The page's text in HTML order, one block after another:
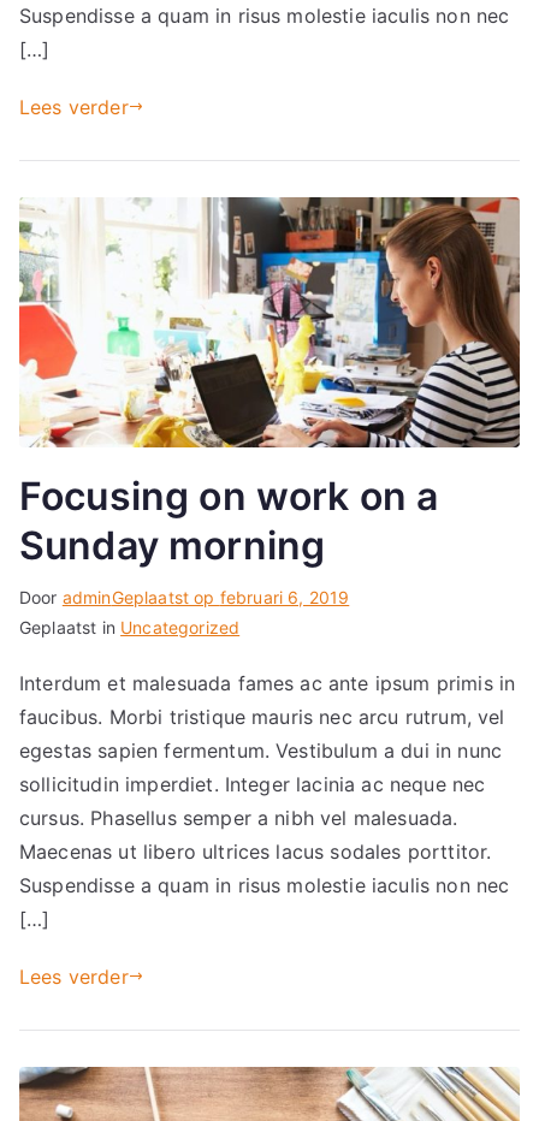
Suspendisse a quam in risus molestie iaculis non nec
[…]
Lees verder
Focusing on work on a
Sunday morning
Door adminGeplaatst op februari 6, 2019
Geplaatst in Uncategorized
Interdum et malesuada fames ac ante ipsum primis in
faucibus. Morbi tristique mauris nec arcu rutrum, vel
egestas sapien fermentum. Vestibulum a dui in nunc
sollicitudin imperdiet. Integer lacinia ac neque nec
cursus. Phasellus semper a nibh vel malesuada.
Maecenas ut libero ultrices lacus sodales porttitor.
Suspendisse a quam in risus molestie iaculis non nec
[…]
Lees verder